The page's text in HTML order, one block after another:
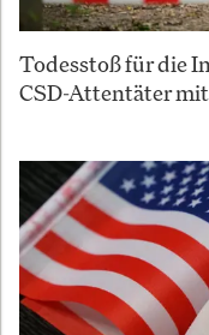
Todesstoß für die
CSD-Attentäter